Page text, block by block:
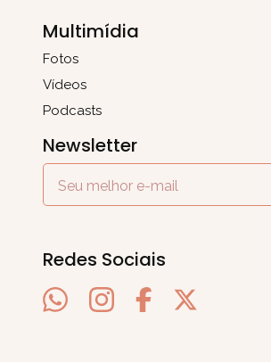
Multimídia
Fotos
Vídeos
Podcasts
Newsletter
Redes Sociais